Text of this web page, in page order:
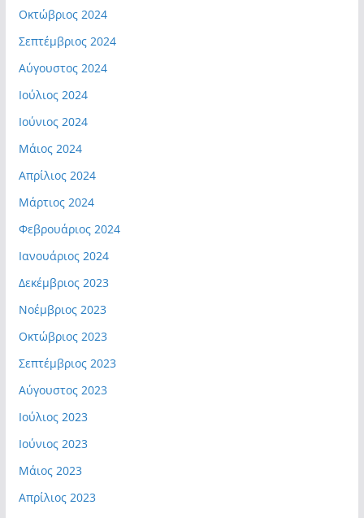
Οκτώβριος 2024
Σεπτέμβριος 2024
Αύγουστος 2024
Ιούλιος 2024
Ιούνιος 2024
Μάιος 2024
Απρίλιος 2024
Μάρτιος 2024
Φεβρουάριος 2024
Ιανουάριος 2024
Δεκέμβριος 2023
Νοέμβριος 2023
Οκτώβριος 2023
Σεπτέμβριος 2023
Αύγουστος 2023
Ιούλιος 2023
Ιούνιος 2023
Μάιος 2023
Απρίλιος 2023